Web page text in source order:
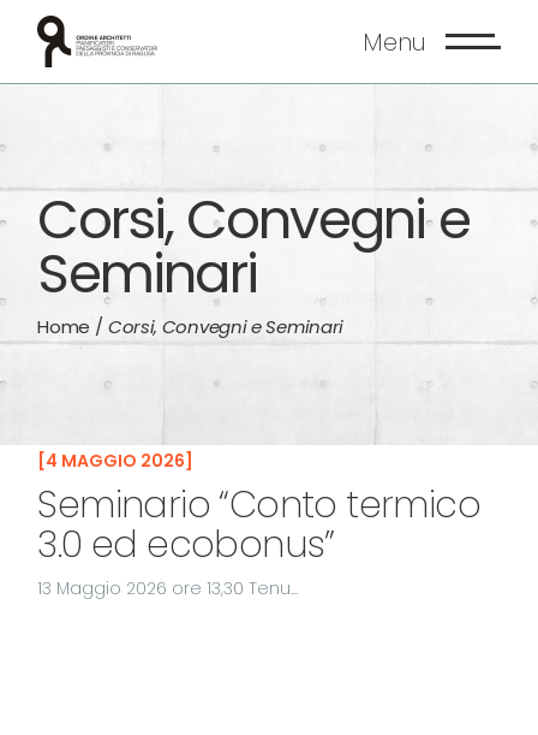
content
Menu
Corsi, Convegni e
Seminari
Home Corsi, Convegni e Seminari
4 MAGGIO 2026
Seminario “Conto termico
3.0 ed ecobonus”
13 Maggio 2026 ore 13,30 Tenu...